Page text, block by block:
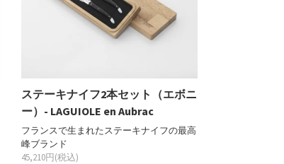
ステーキナイフ2本セット（エボニ
ー）- LAGUIOLE en Aubrac
フランスで生まれたステーキナイフの最高
峰ブランド
45,210円(税込)